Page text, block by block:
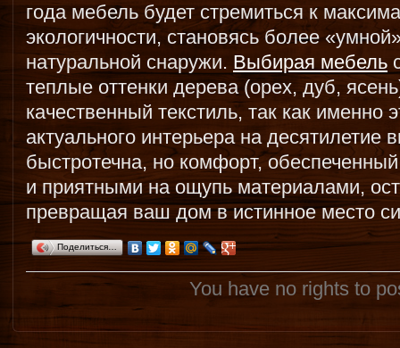
года мебель будет стремиться к
экологичности, становясь более
натуральной снаружи. Выбирая мебель
теплые оттенки дерева (орех, дуб,
качественный текстиль, так как именно
актуального интерьера на
быстротечна, но комфорт,
и приятными на ощупь материалами,
превращая ваш дом в истинное место
Поделиться…
You have no rights to